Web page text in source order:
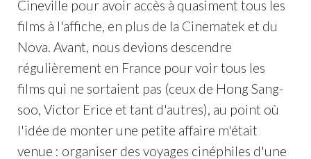
Cineville pour avoir accès à quasiment tous les
films à l'affiche, en plus de la Cinematek et du
Nova. Avant, nous devions descendre
régulièrement en France pour voir tous les
films qui ne sortaient pas (ceux de Hong Sang-
soo, Victor Erice et tant d'autres), au point où
l'idée de monter une petite affaire m'était
venue : organiser des voyages cinéphiles d'une